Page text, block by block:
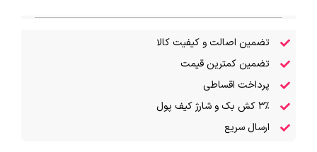
تضمین اصالت و کیفیت کالا
تضمین کمترین قیمت
پرداخت اقساطی
۳٪ کش بک و شارژ کیف پول
ارسال سریع